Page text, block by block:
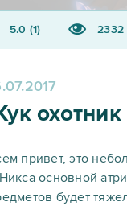
5.0 1 2332
привет, это
основной
будет